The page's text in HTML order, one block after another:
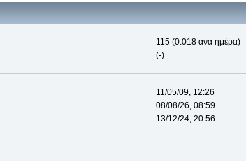
115 (0.018 ανά ημέρα)
(-)
11/05/09, 12:26
08/08/26, 08:59
13/12/24, 20:56